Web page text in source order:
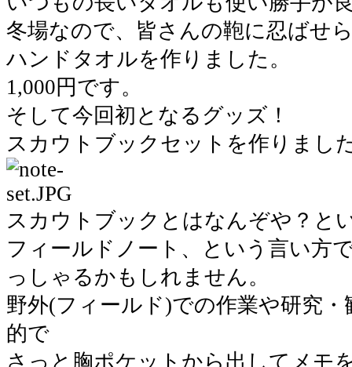
冬場なので、皆さんの鞄に忍ばせ
ハンドタオルを作りました。
1,000円です。
そして今回初となるグッズ！
スカウトブックセットを作りまし
スカウトブックとはなんぞや？と
フィールドノート、という言い方
っしゃるかもしれません。
野外(フィールド)での作業や研究
的で
さっと胸ポケットから出してメモ